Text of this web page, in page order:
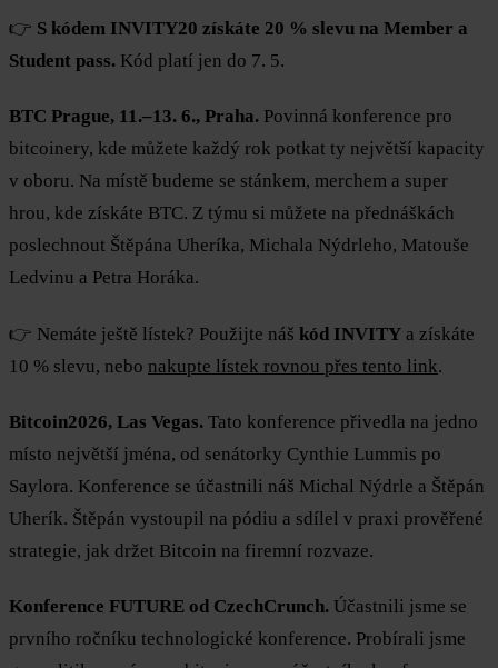
👉 S kódem INVITY20 získáte 20 % slevu na Member a
Student pass. Kód platí jen do 7. 5.
BTC Prague, 11.–13. 6., Praha. Povinná konference pro
bitcoinery, kde můžete každý rok potkat ty největší kapacity
v oboru. Na místě budeme se stánkem, merchem a super
hrou, kde získáte BTC. Z týmu si můžete na přednáškách
poslechnout Štěpána Uheríka, Michala Nýdrleho, Matouše
Ledvinu a Petra Horáka.
👉 Nemáte ještě lístek? Použijte náš kód INVITY a získáte
10 % slevu, nebo nakupte lístek rovnou přes tento link.
Bitcoin2026, Las Vegas. Tato konference přivedla na jedno
místo největší jména, od senátorky Cynthie Lummis po
Saylora. Konference se účastnili náš Michal Nýdrle a Štěpán
Uherík. Štěpán vystoupil na pódiu a sdílel v praxi prověřené
strategie, jak držet Bitcoin na firemní rozvaze.
Konference FUTURE od CzechCrunch. Účastnili jsme se
prvního ročníku technologické konference. Probírali jsme